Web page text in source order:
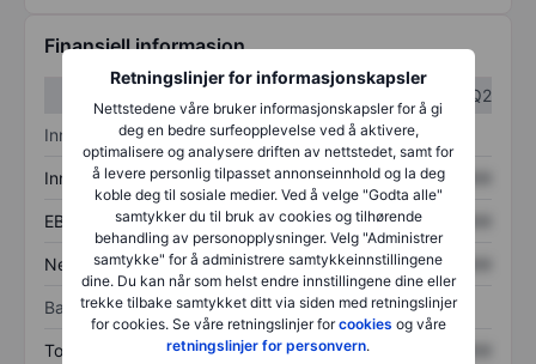
Retningslinjer for informasjonskapsler
Nettstedene våre bruker informasjonskapsler for å gi
deg en bedre surfeopplevelse ved å aktivere,
optimalisere og analysere driften av nettstedet, samt for
å levere personlig tilpasset annonseinnhold og la deg
koble deg til sosiale medier. Ved å velge "Godta alle"
samtykker du til bruk av cookies og tilhørende
behandling av personopplysninger. Velg "Administrer
samtykke" for å administrere samtykkeinnstillingene
dine. Du kan når som helst endre innstillingene dine eller
trekke tilbake samtykket ditt via siden med retningslinjer
for cookies. Se våre retningslinjer forcookies og våre
retningslinjer for personvern.
Finansiell informasjon
Q2
Inntektsoversikt
Inntekter XXXXXXX XXXXXXX
EBITDA XXXXXXX XXXXXXX
Nettoinntekt XXXXXXX XXXXXXX
Balanse
Totale eiendeler XXXXXXX